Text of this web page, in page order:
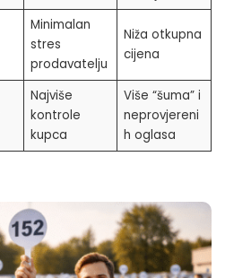
Minimalan
stres
prodavatelju
Niža otkupna
cijena
Najviše
kontrole
kupca
Više “šuma” i
neprovjereni
h oglasa